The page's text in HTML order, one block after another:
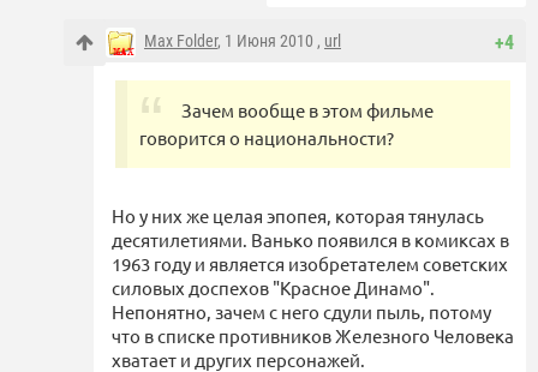
+4
Max Folder, 1 Июня 2010 , url
Зачем вообще в этом фильме
говорится о национальности?
Но у них же целая эпопея, которая тянулась
десятилетиями. Ванько появился в комиксах в
1963 году и является изобретателем советских
силовых доспехов "Красное Динамо".
Непонятно, зачем с него сдули пыль, потому
что в списке противников Железного Человека
хватает и других персонажей.